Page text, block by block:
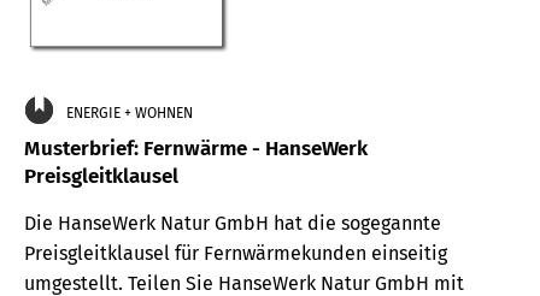
ENERGIE + WOHNEN
Musterbrief: Fernwärme - HanseWerk
Preisgleitklausel
Die HanseWerk Natur GmbH hat die sogegannte
Preisgleitklausel für Fernwärmekunden einseitig
umgestellt. Teilen Sie HanseWerk Natur GmbH mit